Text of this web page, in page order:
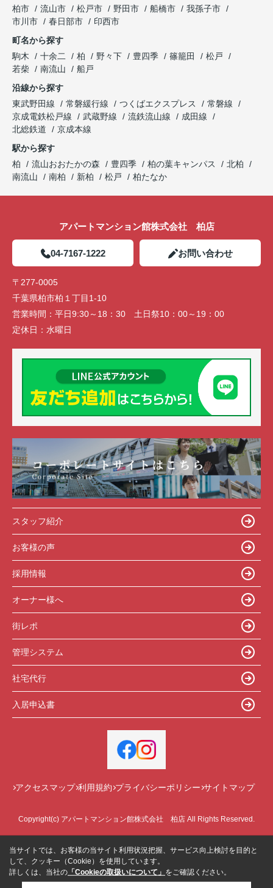
柏市
流山市 松戸市 野田市 船橋市
我孫子市
市川市
春日部市
印西市
町名から探す
駒木
十余二 柏 野々下 豊四季 篠籠田
松戸
若柴
南流山
船戸
沿線から探す
東武野田線
常磐緩行線 つくばエクスプレス
常磐線
京成電鉄松戸線
武蔵野線 流鉄流山線
成田線
北総鉄道
京成本線
駅から探す
柏
流山おおたかの森 豊四季 柏の葉キャンパス
北柏
南流山
南柏 新柏 松戸 柏たなか
アパートマンション館株式会社 柏店
04-7167-1222 お問い合わせ
〒277-0005
千葉県柏市柏１丁目1-10
営業時間： 平日9:30～18：30 土日祭10：00～19：00
定休日： 水曜日
スタッフ紹介
お客様の声
採用情報
オーナー様へ
街レポ
管理システム
社宅代行
入居申込書
アクセスマップ 利用規約 プライバシーポリシー サイトマップ
Copyright(c) アパートマンション館株式会社 柏店 All Rights Reserved.
当サイトでは、お客様の当サイト利用状況把握、サービス向上検討を目的と
して、クッキー（Cookie）を使用しています。
詳しくは、当社の 「Cookieの取扱いについて」 をご確認ください。